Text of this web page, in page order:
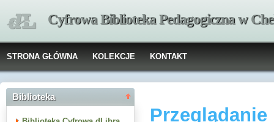
Cyfrowa Biblioteka Pedagogiczna w
STRONA GŁÓWNA KOLEKCJE KONTAKT
Biblioteka